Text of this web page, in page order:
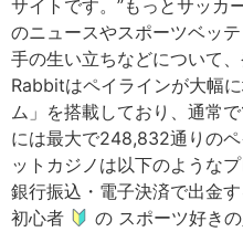
サイトです。”もっとサッカ
のニュースやスポーツベッ
手の生い立ちなどについて
Rabbitはペイラインが大幅
ム」を搭載しており、通常
には最大で248,832通りの
ットカジノは以下のような
銀行振込・電子決済で出金
初心者
の スポーツ好き